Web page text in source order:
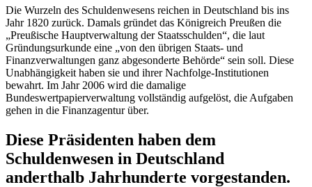
Die Wurzeln des Schuldenwesens reichen in Deutschland bis ins
Jahr 1820 zurück. Damals gründet das Königreich Preußen die
„Preußische Hauptverwaltung der Staatsschulden“, die laut
Gründungsurkunde eine „von den übrigen Staats- und
Finanzverwaltungen ganz abgesonderte Behörde“ sein soll. Diese
Unabhängigkeit haben sie und ihrer Nachfolge-Institutionen
bewahrt. Im Jahr 2006 wird die damalige
Bundeswertpapierverwaltung vollständig aufgelöst, die Aufgaben
gehen in die Finanzagentur über.
Diese Präsidenten haben dem
Schuldenwesen in Deutschland
anderthalb Jahrhunderte vorgestanden.